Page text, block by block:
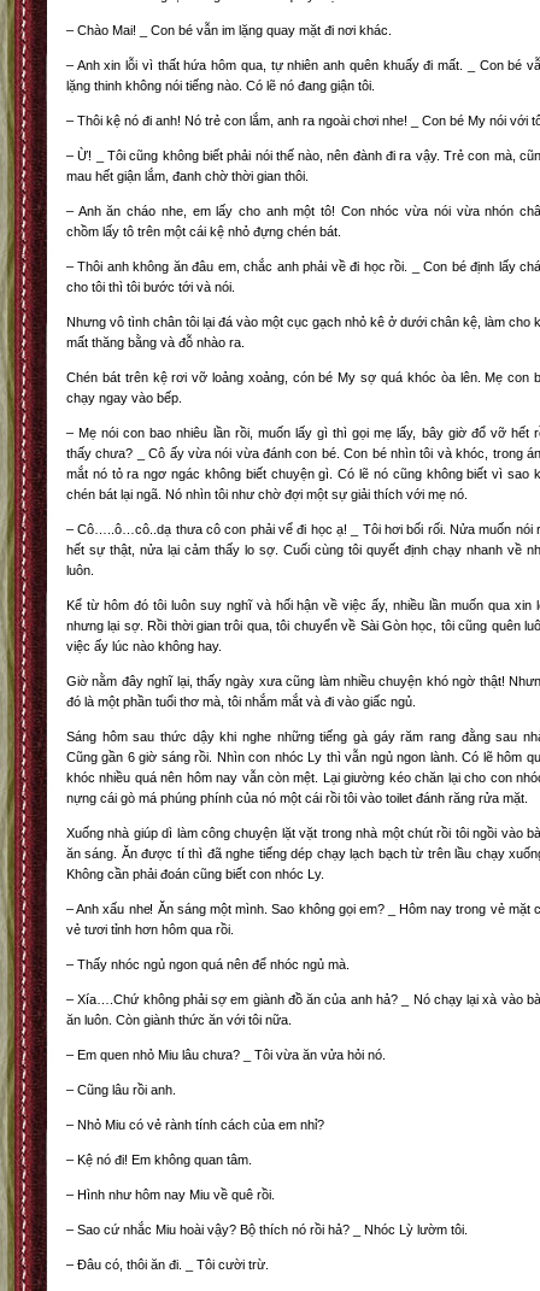
– Chào Mai! _ Con bé vẫn im lặng quay mặt đi nơi khác.
– Anh xin lỗi vì thất hứa hôm qua, tự nhiên anh quên khuấy đi mất. _ Con bé
lặng thinh không nói tiếng nào. Có lẽ nó đang giận tôi.
– Thôi kệ nó đi anh! Nó trẻ con lắm, anh ra ngoài chơi nhe! _ Con bé My nói với
– Ừ! _ Tôi cũng không biết phải nói thế nào, nên đành đi ra vậy. Trẻ con mà,
mau hết giận lắm, đanh chờ thời gian thôi.
– Anh ăn cháo nhe, em lấy cho anh một tô! Con nhóc vừa nói vừa nhón
chồm lấy tô trên một cái kệ nhỏ đựng chén bát.
– Thôi anh không ăn đâu em, chắc anh phải về đi học rồi. _ Con bé định lấy
cho tôi thì tôi bước tới và nói.
Nhưng vô tình chân tôi lại đá vào một cục gạch nhỏ kê ở dưới chân kệ, làm cho
mất thăng bằng và đỗ nhào ra.
Chén bát trên kệ rơi vỡ loảng xoảng, cón bé My sợ quá khóc òa lên. Mẹ con
chạy ngay vào bếp.
– Mẹ nói con bao nhiêu lần rồi, muốn lấy gì thì gọi mẹ lấy, bây giờ đổ vỡ hết
thấy chưa? _ Cô ấy vừa nói vừa đánh con bé. Con bé nhìn tôi và khóc, trong
mắt nó tỏ ra ngơ ngác không biết chuyện gì. Có lẽ nó cũng không biết vì sao
chén bát lại ngã. Nó nhìn tôi như chờ đợi một sự giải thích với mẹ nó.
– Cô…..ô…cô..dạ thưa cô con phải vể đi học ạ! _ Tôi hơi bối rối. Nửa muốn nói
hết sự thật, nửa lại cảm thấy lo sợ. Cuối cùng tôi quyết định chạy nhanh về
luôn.
Kể từ hôm đó tôi luôn suy nghĩ và hối hận về việc ấy, nhiều lần muốn qua xin
nhưng lại sợ. Rồi thời gian trôi qua, tôi chuyển về Sài Gòn học, tôi cũng quên
việc ấy lúc nào không hay.
Giờ nằm đây nghĩ lại, thấy ngày xưa cũng làm nhiều chuyện khó ngờ thật!
đó là một phần tuổi thơ mà, tôi nhắm mắt và đi vào giấc ngủ.
Sáng hôm sau thức dậy khi nghe những tiếng gà gáy răm rang đằng sau
Cũng gần 6 giờ sáng rồi. Nhìn con nhóc Ly thì vẫn ngủ ngon lành. Có lẽ hôm
khóc nhiều quá nên hôm nay vẫn còn mệt. Lại giường kéo chăn lại cho con
nựng cái gò má phúng phính của nó một cái rồi tôi vào toilet đánh răng rửa mặt.
Xuống nhà giúp dì làm công chuyện lặt vặt trong nhà một chút rồi tôi ngồi vào
ăn sáng. Ăn được tí thì đã nghe tiếng dép chạy lạch bạch từ trên lầu chạy
Không cần phải đoán cũng biết con nhóc Ly.
– Anh xấu nhe! Ăn sáng một mình. Sao không gọi em? _ Hôm nay trong vẻ mặt
vẻ tươi tỉnh hơn hôm qua rồi.
– Thấy nhóc ngủ ngon quá nên để nhóc ngủ mà.
– Xía….Chứ không phải sợ em giành đồ ăn của anh hả? _ Nó chạy lại xà vào
ăn luôn. Còn giành thức ăn với tôi nữa.
– Em quen nhỏ Miu lâu chưa? _ Tôi vừa ăn vửa hỏi nó.
– Cũng lâu rồi anh.
– Nhỏ Miu có vẻ rành tính cách của em nhỉ?
– Kệ nó đi! Em không quan tâm.
– Hình như hôm nay Miu về quê rồi.
– Sao cứ nhắc Miu hoài vậy? Bộ thích nó rồi hả? _ Nhóc Lỳ lườm tôi.
– Đâu có, thôi ăn đi. _ Tôi cười trừ.